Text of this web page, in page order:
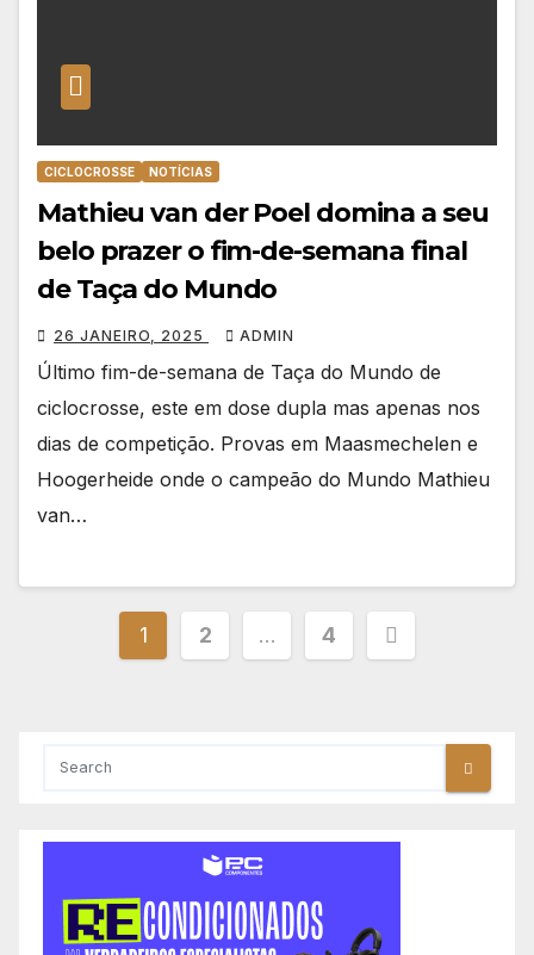
CICLOCROSSE NOTÍCIAS
Mathieu van der Poel domina a seu
belo prazer o fim-de-semana final
de Taça do Mundo
26 JANEIRO, 2025 ADMIN
Último fim-de-semana de Taça do Mundo de
ciclocrosse, este em dose dupla mas apenas nos
dias de competição. Provas em Maasmechelen e
Hoogerheide onde o campeão do Mundo Mathieu
van…
Paginação
1 2 … 4